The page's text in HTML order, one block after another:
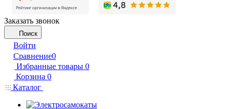
Заказать звонок
Поиск
Войти
Сравнение0
Избранные товары 0
Корзина 0
Каталог